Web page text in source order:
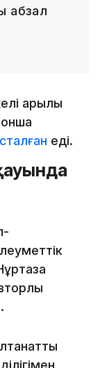
абзал
арқылы
еді.